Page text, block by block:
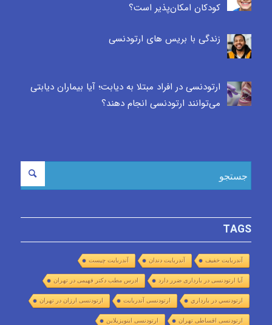
کودکان امکان‌پذیر است؟
زندگی با بریس های ارتودنسی
ارتودنسی در افراد مبتلا به دیابت؛ آیا بیماران دیابتی
می‌توانند ارتودنسی انجام دهند؟
TAGS
آندربایت خفیف آندربایت دندان آندربایت چیست
آیا ارتودنسی در بارداری ضرر دارد ادرس مطب دکتر فهیمی در تهران
ارتودنسي در بارداري ارتودنسی آندربایت ارتودنسی ارزان در تهران
ارتودنسی اقساطی تهران ارتودنسی اینویزیلاین